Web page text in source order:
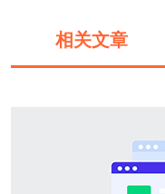
相关文章